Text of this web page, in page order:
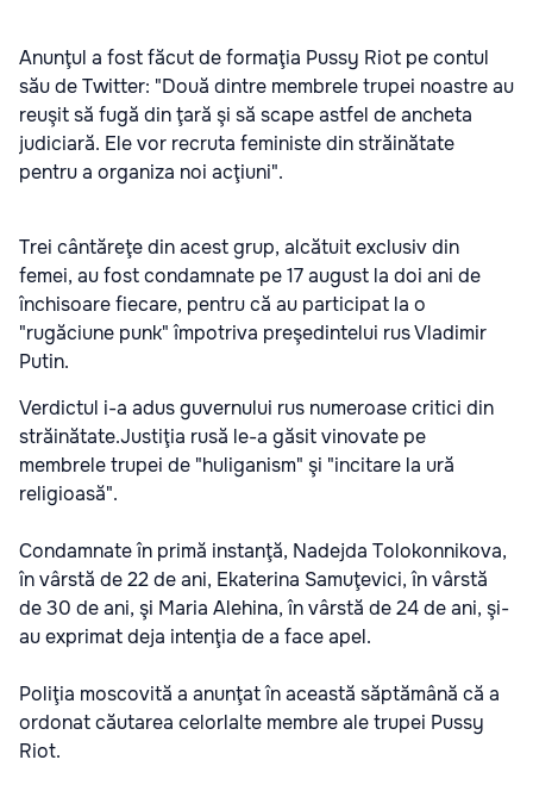
Anunţul a fost făcut de formaţia Pussy Riot pe contul
său de Twitter: "Două dintre membrele trupei noastre au
reuşit să fugă din ţară şi să scape astfel de ancheta
judiciară. Ele vor recruta feministe din străinătate
pentru a organiza noi acţiuni".
Trei cântăreţe din acest grup, alcătuit exclusiv din
femei, au fost condamnate pe 17 august la doi ani de
închisoare fiecare, pentru că au participat la o
"rugăciune punk" împotriva preşedintelui rus Vladimir
Putin.
Verdictul i-a adus guvernului rus numeroase critici din
străinătate.Justiţia rusă le-a găsit vinovate pe
membrele trupei de "huliganism" şi "incitare la ură
religioasă".
Condamnate în primă instanţă, Nadejda Tolokonnikova,
în vârstă de 22 de ani, Ekaterina Samuţevici, în vârstă
de 30 de ani, şi Maria Alehina, în vârstă de 24 de ani, şi-
au exprimat deja intenţia de a face apel.
Poliţia moscovită a anunţat în această săptămână că a
ordonat căutarea celorlalte membre ale trupei Pussy
Riot.